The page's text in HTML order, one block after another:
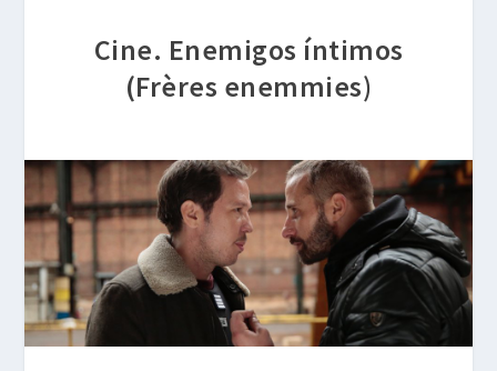
Cine. Enemigos íntimos
(Frères enemmies)